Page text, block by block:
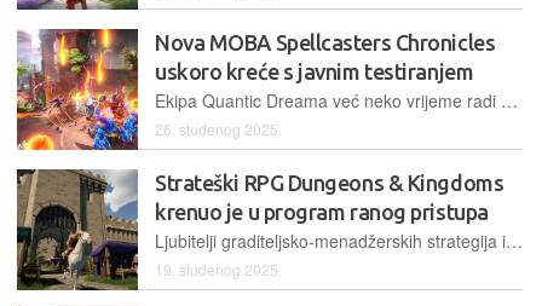
Nova MOBA Spellcasters Chronicles
uskoro kreće s javnim testiranjem
Ekipa Quantic Dreama već neko vrijeme radi na vlastitom MOBA projektu Spellcasters Chronicles, koji najavljenim testiranjem ulazi u posljednju fazu razvoja
26. studenog 2025.
Strateški RPG Dungeons & Kingdoms
krenuo je u program ranog pristupa
Ljubitelji graditeljsko-menadžerskih strategija imaju priliku zaigrati Dungeons & Kingdoms, koji u formulu implementira borbu u stilu akcijskih RPG-ova
19. studenog 2025.